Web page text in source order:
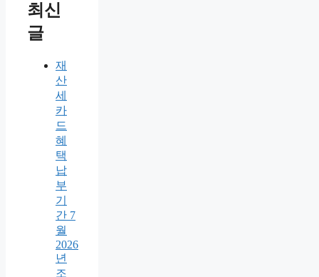
최신
글
재
산
세
카
드
혜
택
납
부
기
간 7
월
2026
년
조